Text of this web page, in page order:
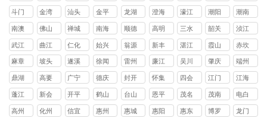
区
区
区
区
区
区
新区
区
斗门
区
金湾
区
汕头
金平
区
龙湖
区
澄海
区
濠江
区
潮阳
区
潮南
区
南澳
县
佛山
禅城
区
南海
区
顺德
区
高明
区
三水
区
韶关
浈江
区
武江
区
曲江
区
仁化
县
始兴
县
翁源
县
新丰
县
湛江
霞山
区
赤坎
区
麻章
区
坡头
区
遂溪
县
徐闻
县
雷州
市
廉江
市
吴川
市
肇庆
端州
区
鼎湖
区
高要
区
广宁
县
德庆
县
封开
县
怀集
县
四会
市
江门
江海
区
蓬江
区
新会
区
开平
县
鹤山
县
台山
县
恩平
县
茂名
茂南
区
电白
区
高州
化州
信宜
惠州
惠城
惠阳
惠东
博罗
龙门